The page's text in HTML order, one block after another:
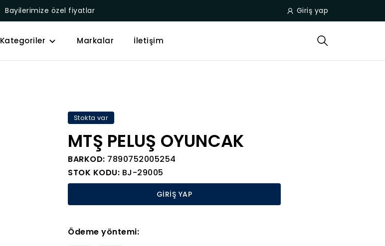
Bayilerimize özel fiyatlar Giriş yap
Kategoriler Markalar İletişim
Stokta var
MTŞ PELUŞ OYUNCAK
BARKOD: 7890752005254
STOK KODU: BJ-29005
GİRİŞ YAP
Ödeme yöntemi: